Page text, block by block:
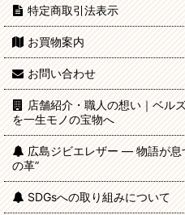
特定商取引法表示
お買物案内
お問い合わせ
店舗紹介・職人の想い｜ベル
を一生モノの宝物へ
広島ジビエレザー — 物語が息
の革”
SDGsへの取り組みについて